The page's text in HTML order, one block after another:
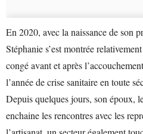
En 2020, avec la naissance de son
Stéphanie s’est montrée
congé avant et après
l’année de crise sanitaire en toute
Depuis quelques jours, son époux,
enchaine les rencontres avec les